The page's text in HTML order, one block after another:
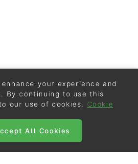
your experience and
By continuing to use this
our use of cookies.
Cookie
All Cookies